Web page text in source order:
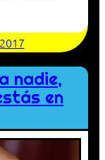
nadie,
en